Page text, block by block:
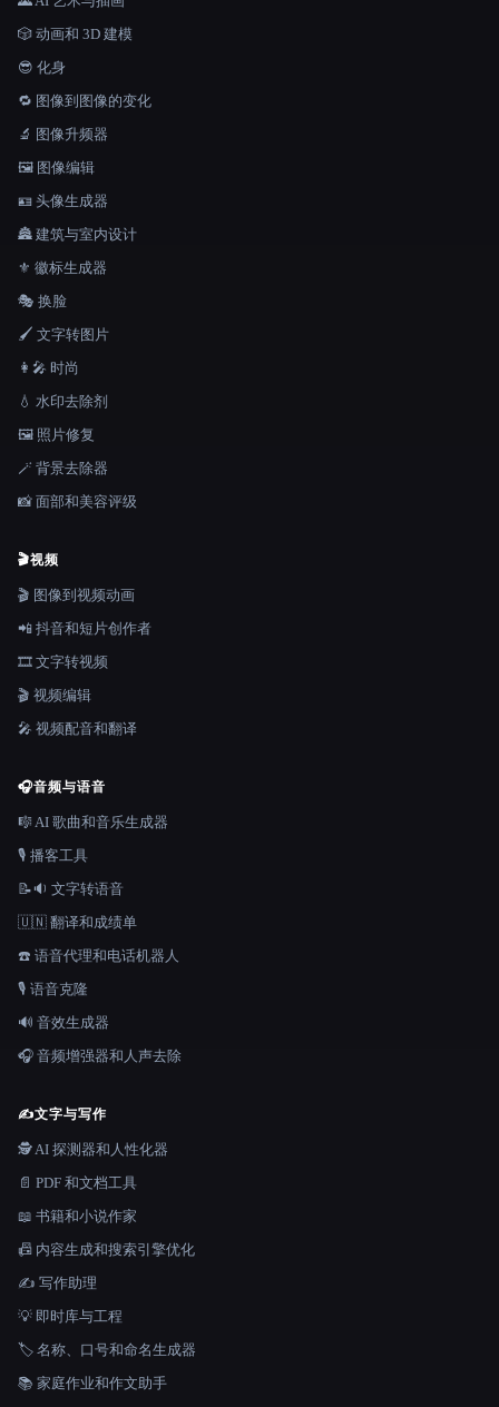
🎲 动画和 3D 建模
😎 化身
🔁 图像到图像的变化
🔬 图像升频器
🖼️ 图像编辑
🪪 头像生成器
🏯 建筑与室内设计
⚜️ 徽标生成器
🎭 换脸
🖌️ 文字转图片
👩‍🎤 时尚
💧 水印去除剂
🖼️ 照片修复
🪄 背景去除器
📸 面部和美容评级
🎬视频
🎬 图像到视频动画
📲 抖音和短片创作者
🎞️ 文字转视频
🎬 视频编辑
🎤 视频配音和翻译
🎧音频与语音
🎼 AI 歌曲和音乐生成器
🎙️ 播客工具
📝🔉 文字转语音
🇺🇳 翻译和成绩单
☎️ 语音代理和电话机器人
🎙️ 语音克隆
🔊 音效生成器
🎧 音频增强器和人声去除
✍️文字与写作
🕵️ AI 探测器和人性化器
📄 PDF 和文档工具
📖 书籍和小说作家
📠 内容生成和搜索引擎优化
✍️ 写作助理
💡 即时库与工程
🏷️ 名称、口号和命名生成器
📚 家庭作业和作文助手